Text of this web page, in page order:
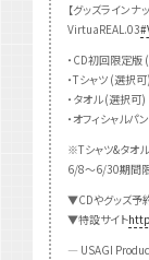
【グッズラインナッ
VirtuaREAL.03
・CD初回限定
・Tシャツ (選択可)
・タオル (選択可)
・オフィシャルパ
※Tシャツ&タオ
6/8〜6/30期間
▼CDやグッズ予
▼特設サイト
— USAGI